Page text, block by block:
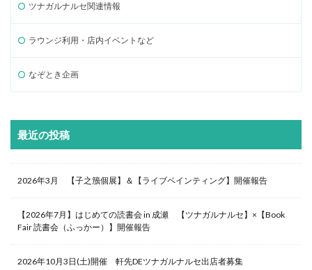
ツナガルナルセ関連情報
ラウンジ利用・店内イベントなど
なぞとき企画
最近の投稿
2026年3月 【子之籏個展】＆【ライブペインティング】開催報告
【2026年7月】はじめての読書会 in 成瀬 【ツナガルナルセ】×【Book
Fair 読書会（ふっかー）】開催報告
2026年10月3日(土)開催 軒先DEツナガルナルセ出店者募集